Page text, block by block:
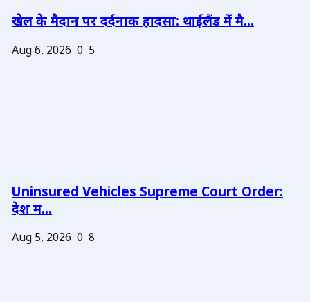
खेल के मैदान पर दर्दनाक हादसा: थाईलैंड में मै...
Aug 6, 2026 0 5
Uninsured Vehicles Supreme Court Order:
देश म...
Aug 5, 2026 0 8